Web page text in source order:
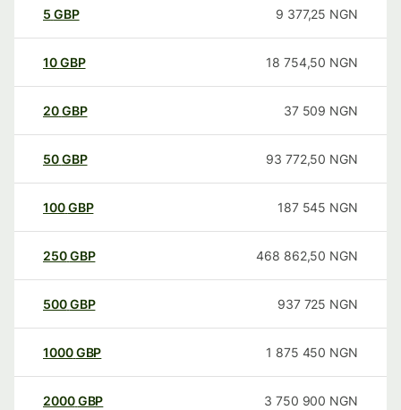
5 GBP 9 377,25 NGN
10GBP 18 754,50 NGN
20GBP 37 509 NGN
50GBP 93 772,50 NGN
100GBP 187 545 NGN
250GBP 468 862,50 NGN
500GBP 937 725 NGN
1000GBP 1 875 450 NGN
2000GBP 3 750 900 NGN